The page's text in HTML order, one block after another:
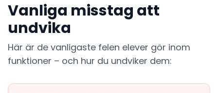
Vanliga misstag att
undvika
Här är de vanligaste felen elever gör inom
funktioner – och hur du undviker dem: